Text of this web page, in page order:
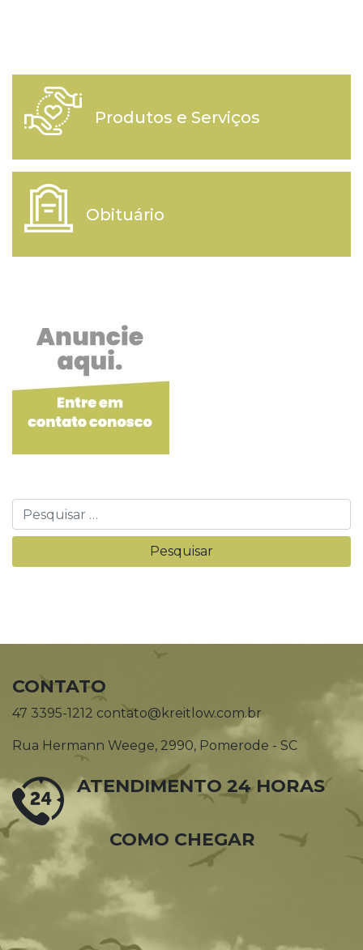
Produtos e Serviços
Obituário
CONTATO
47 3395-1212 contato@kreitlow.com.br
Rua Hermann Weege, 2990, Pomerode - SC
ATENDIMENTO 24 HORAS
COMO CHEGAR